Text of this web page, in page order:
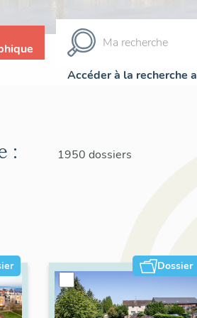
Accéder à la recherche
: 1950 dossiers
Dossier